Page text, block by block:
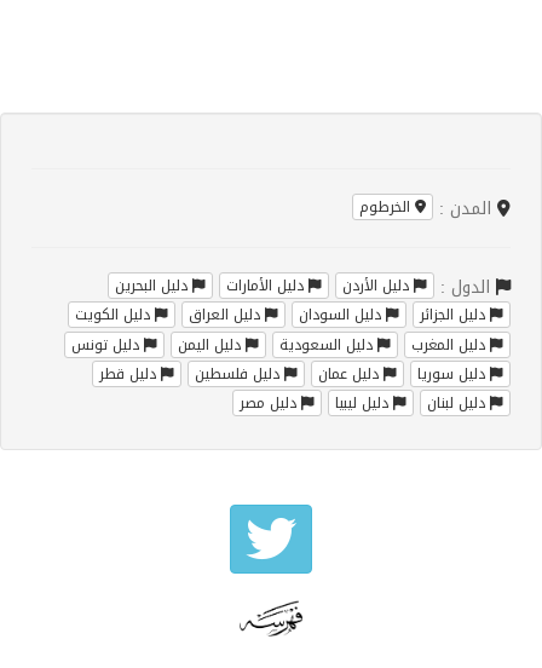
المدن : الخرطوم
الدول : دليل الأردن دليل الأمارات
دليل البحرين
دليل الجزائر
دليل السودان دليل العراق
دليل الكويت
دليل المغرب
دليل السعودية دليل اليمن
دليل تونس
دليل سوريا
دليل عمان دليل فلسطين
دليل قطر
دليل لبنان
دليل ليبيا دليل مصر